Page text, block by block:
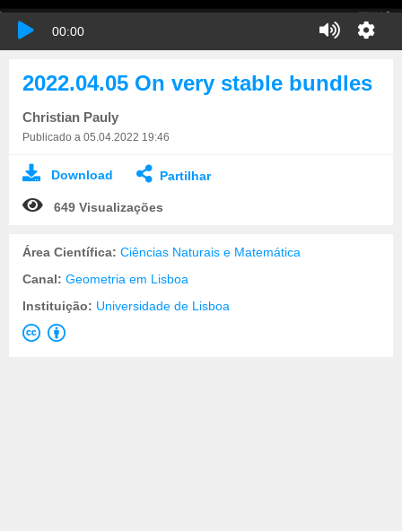
00:00
2022.04.05 On very stable bundles
Christian Pauly
Publicado a 05.04.2022 19:46
Download Partilhar
649 Visualizações
Área Científica: Ciências Naturais e Matemática
Canal: Geometria em Lisboa
Instituição: Universidade de Lisboa